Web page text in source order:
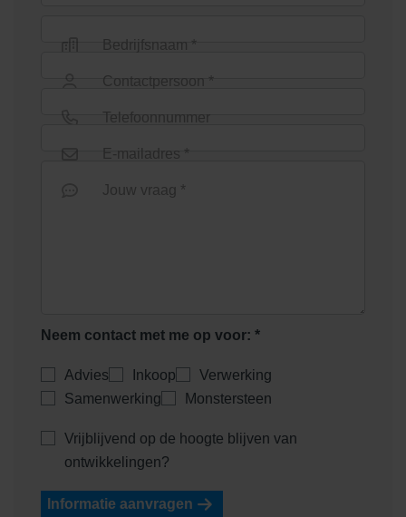
Bedrijfsnaam *
Contactpersoon *
Telefoonnummer
E-mailadres *
Jouw vraag *
Neem contact met me op voor: *
Advies Inkoop
Verwerking
Samenwerking
Monstersteen
Vrijblijvend op de hoogte blijven van
ontwikkelingen?
Informatie aanvragen